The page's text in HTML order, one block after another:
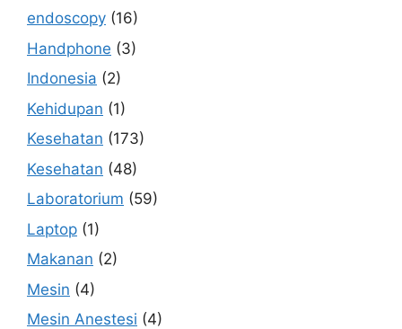
endoscopy (16)
Handphone (3)
Indonesia (2)
Kehidupan (1)
Kesehatan (173)
Kesehatan (48)
Laboratorium (59)
Laptop (1)
Makanan (2)
Mesin (4)
Mesin Anestesi (4)